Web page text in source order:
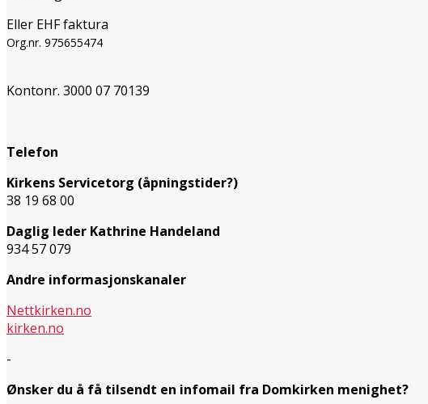
Eller EHF faktura
Org.nr. 975655474
Kontonr. 3000 07 70139
Telefon
Kirkens Servicetorg (åpningstider?)
38 19 68 00
Daglig leder Kathrine Handeland
934 57 079
Andre informasjonskanaler
Nettkirken.no
kirken.no
-
Ønsker du å få tilsendt en infomail fra Domkirken menighet?